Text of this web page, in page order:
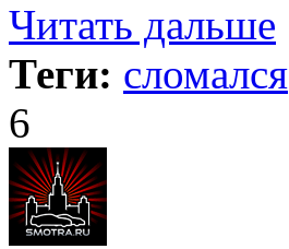
Читать дальше
Теги: сломался
6